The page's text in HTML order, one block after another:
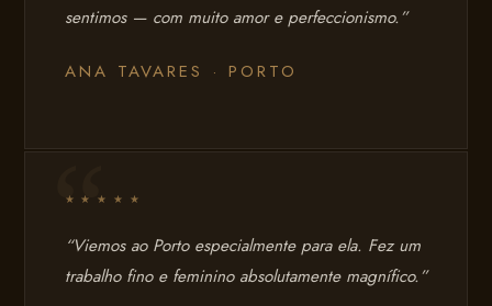
sentimos — com muito amor e perfeccionismo.”
ANA TAVARES · PORTO
★ ★ ★ ★ ★
“Viemos ao Porto especialmente para ela. Fez um
trabalho fino e feminino absolutamente magnífico.”